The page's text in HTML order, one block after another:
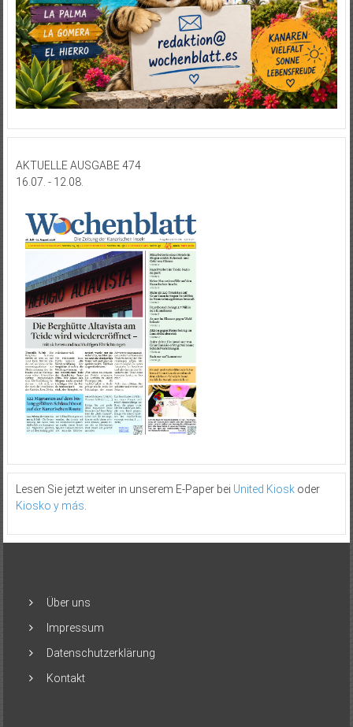
AKTUELLE AUSGABE 474
16.07. - 12.08.
Lesen Sie jetzt weiter in unserem E-Paper bei United Kioskoder
Kiosko y más.
Über uns
Impressum
Datenschutzerklärung
Kontakt